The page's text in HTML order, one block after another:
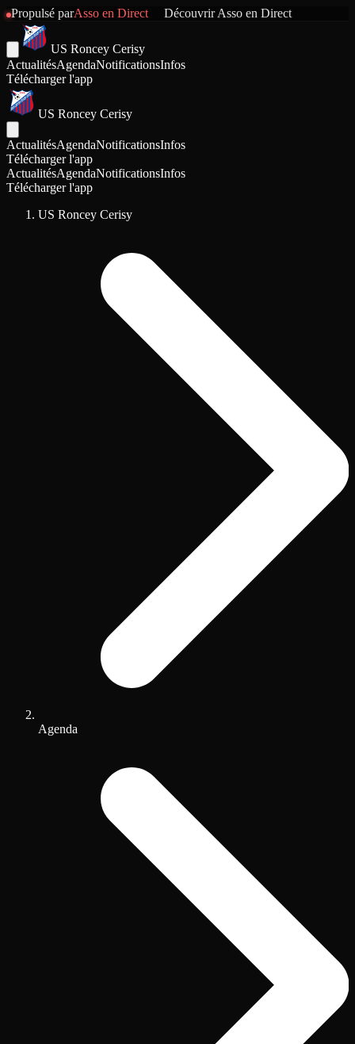
Propulsé parAsso en Direct DécouvrirAsso en Direct
US Roncey Cerisy
ActualitésAgendaNotificationsInfos
Télécharger l'app
US Roncey Cerisy
ActualitésAgendaNotificationsInfos
Télécharger l'app
ActualitésAgendaNotificationsInfos
Télécharger l'app
US Roncey Cerisy
Agenda